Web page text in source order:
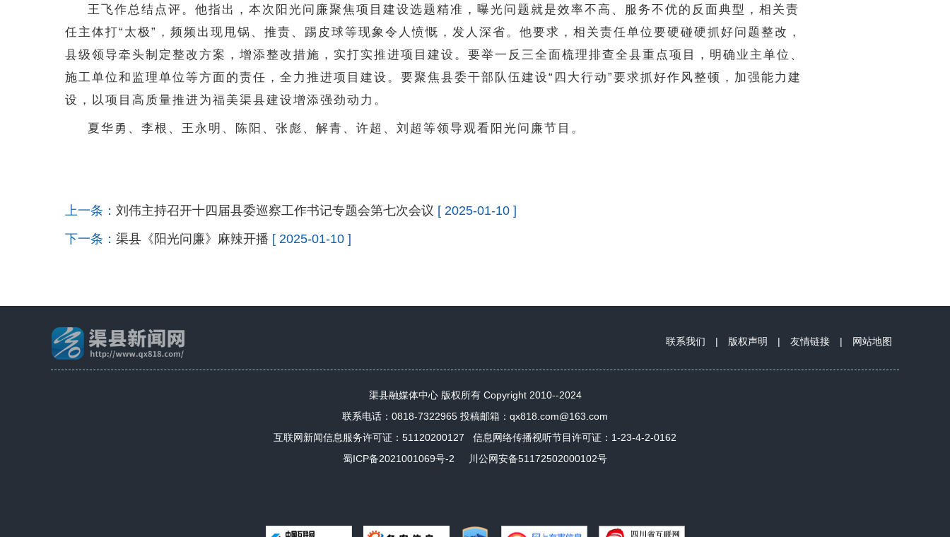
王飞作总结点评。他指出，本次阳光问廉聚焦项目建设选题精准，曝光问题就是效率不高、服务不优的反面典型，相关责
任主体打“太极”，频频出现甩锅、推责、踢皮球等现象令人愤慨，发人深省。他要求，相关责任单位要硬碰硬抓好问题整改，
县级领导牵头制定整改方案，增添整改措施，实打实推进项目建设。要举一反三全面梳理排查全县重点项目，明确业主单位、
施工单位和监理单位等方面的责任，全力推进项目建设。要聚焦县委干部队伍建设“四大行动”要求抓好作风整顿，加强能力建
设，以项目高质量推进为福美渠县建设增添强劲动力。
夏华勇、李根、王永明、陈阳、张彪、解青、许超、刘超等领导观看阳光问廉节目。
上一条： 刘伟主持召开十四届县委巡察工作书记专题会第七次会议 [ 2025-01-10 ]
下一条： 渠县《阳光问廉》麻辣开播 [ 2025-01-10 ]
联系我们 | 版权声明 | 友情链接 | 网站地图
渠县融媒体中心 版权所有 Copyright 2010--2024
联系电话：0818-7322965 投稿邮箱：qx818.com@163.com
互联网新闻信息服务许可证： 51120200127
信息网络传播视听节目许可证：1-23-4-2-0162
蜀ICP备2021001069号-2
川公网安备51172502000102号